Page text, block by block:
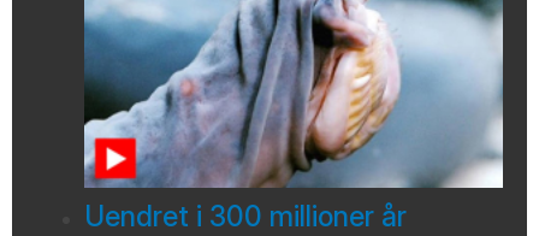
Uendret i 300 millioner år